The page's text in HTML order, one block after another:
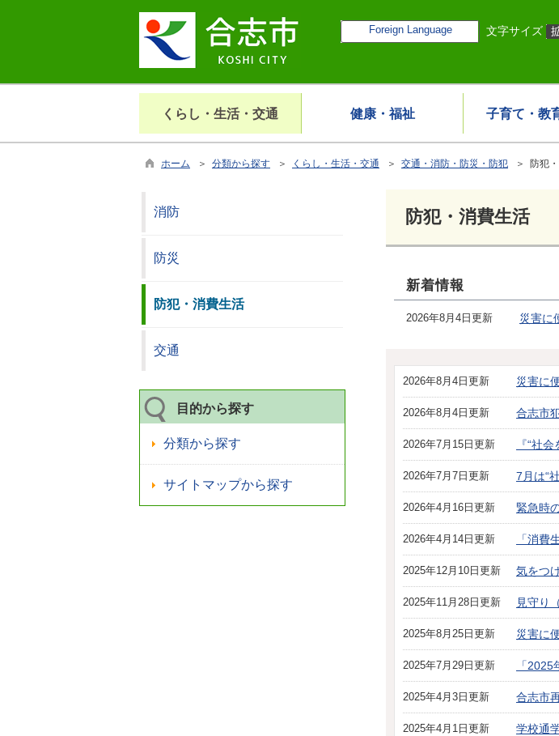
Foreign Language 文字サイズ
くらし・生活・交通 健康・福祉 子育て・教
ホーム ＞ 分類から探す ＞ くらし・生活・交通 ＞ 交通・消防・防災・防犯 ＞ 防犯
防犯・消費生活
新着情報
2026年8月4日更新 災害に
2026年8月4日更新 災害に
2026年8月4日更新 合志市
2026年7月15日更新 『“社
2026年7月7日更新 7月は“
2026年4月16日更新 緊急時
2026年4月14日更新 「消費
2025年12月10日更新 気をつ
2025年11月28日更新 見守り
2025年8月25日更新 災害に
2025年7月29日更新 「
2025年4月3日更新 合志市
2025年4月1日更新 学校通
消防
防災
防犯・消費生活
交通
目的から探す
分類から探す
サイトマップから探す